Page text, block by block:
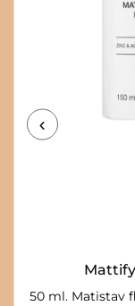
50 ml. Matistav